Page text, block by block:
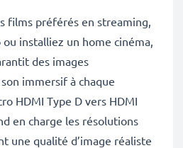
films préférés en streaming,
installiez un home cinéma,
des images
immersif à chaque
HDMI Type D vers HDMI
en charge les résolutions
une qualité d’image réaliste